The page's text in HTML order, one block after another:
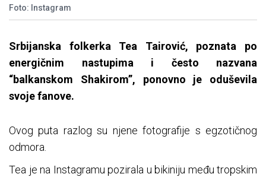
Foto: Instagram
Srbijanska folkerka Tea Tairović, poznata po
energičnim nastupima i često nazvana
“balkanskom Shakirom”, ponovno je oduševila
svoje fanove.
Ovog puta razlog su njene fotografije s egzotičnog
odmora.
Tea je na Instagramu pozirala u bikiniju među tropskim